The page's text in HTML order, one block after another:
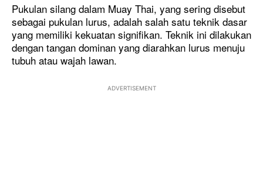
Pukulan silang dalam Muay Thai, yang sering disebut
sebagai pukulan lurus, adalah salah satu teknik dasar
yang memiliki kekuatan signifikan. Teknik ini dilakukan
dengan tangan dominan yang diarahkan lurus menuju
tubuh atau wajah lawan.
ADVERTISEMENT